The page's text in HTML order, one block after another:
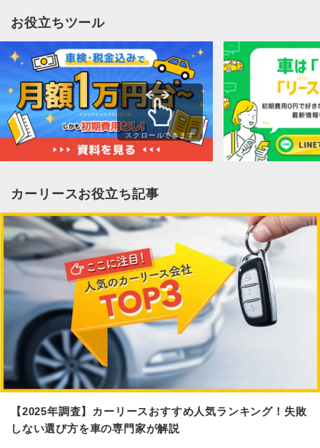
お役立ちツール
スクロールできます
カーリースお役立ち記事
【2025年調査】カーリースおすすめ人気ランキング！失敗
しない選び方を車の専門家が解説